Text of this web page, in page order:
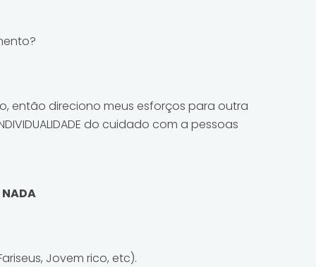
então direciono meus esforços para outra
do cuidado com a pessoas
NADA
Jovem rico, etc).